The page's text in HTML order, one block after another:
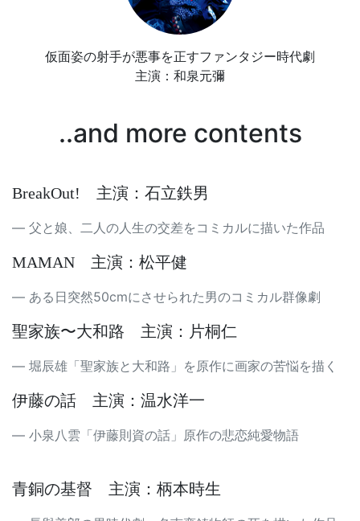
仮面姿の射手が悪事を正すファンタジー時代劇
主演：和泉元彌
..and more contents
BreakOut! 主演：石立鉄男
父と娘、二人の人生の交差をコミカルに描いた作品
MAMAN 主演：松平健
ある日突然50cmにさせられた男のコミカル群像劇
聖家族〜大和路 主演：片桐仁
堀辰雄「聖家族と大和路」を原作に画家の苦悩を描く
伊藤の話 主演：温水洋一
小泉八雲「伊藤則資の話」原作の悲恋純愛物語
青銅の基督 主演：柄本時生